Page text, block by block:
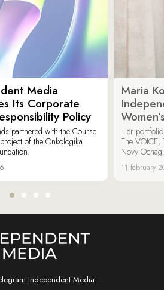
Media
Its Corporate
Policy
partnered with the Course
of the Onkologika
Maria
Her
The VOICE,
Novy Ochag.
11 february
Independent Media